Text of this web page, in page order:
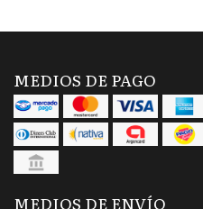
MEDIOS DE PAGO
MEDIOS DE ENVÍO